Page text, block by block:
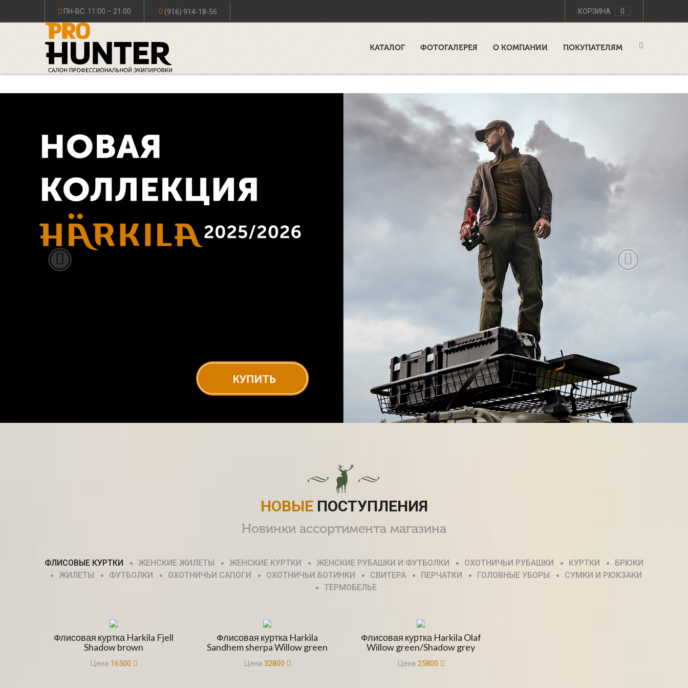
ПН-ВС: 11:00 – 21:00 (916) 914-18-56 КОРЗИНА 0
КАТАЛОГ ФОТОГАЛЕРЕЯ О КОМПАНИИ ПОКУПАТЕЛЯМ
НОВЫЕПОСТУПЛЕНИЯ
Новинки ассортимента магазина
ФЛИСОВЫЕ КУРТКИ ЖЕНСКИЕ ЖИЛЕТЫ ЖЕНСКИЕ КУРТКИ ЖЕНСКИЕ РУБАШКИ И ФУТБОЛКИ ОХОТНИЧЬИ РУБАШКИ КУРТКИ
БРЮКИ
ЖИЛЕТЫ
ФУТБОЛКИ ОХОТНИЧЬИ САПОГИ ОХОТНИЧЬИ БОТИНКИ СВИТЕРА ПЕРЧАТКИ ГОЛОВНЫЕ УБОРЫ
СУМКИ И РЮКЗАКИ
ТЕРМОБЕЛЬЕ
Флисовая куртка Harkila Fjell
Shadow brown
Цена 16500
Флисовая куртка Harkila
Sandhem sherpa Willow green
Цена 32800
Флисовая куртка Harkila Olaf
Willow green/Shadow grey
Цена 25800